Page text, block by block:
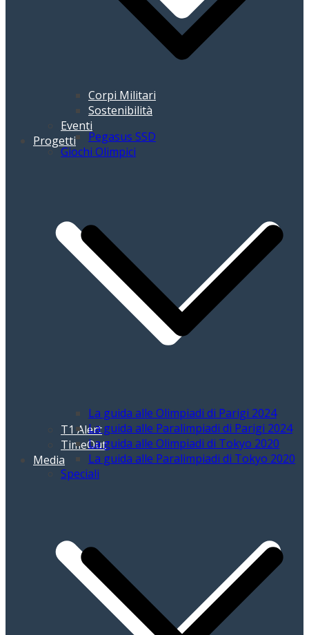
Corpi Militari
Sostenibilità
Eventi
Progetti
T1 Alert
TimeOut
Media
Pegasus SSD
Giochi Olimpici
La guida alle Olimpiadi di Parigi 2024
La guida alle Paralimpiadi di Parigi 2024
La guida alle Olimpiadi di Tokyo 2020
La guida alle Paralimpiadi di Tokyo 2020
Speciali